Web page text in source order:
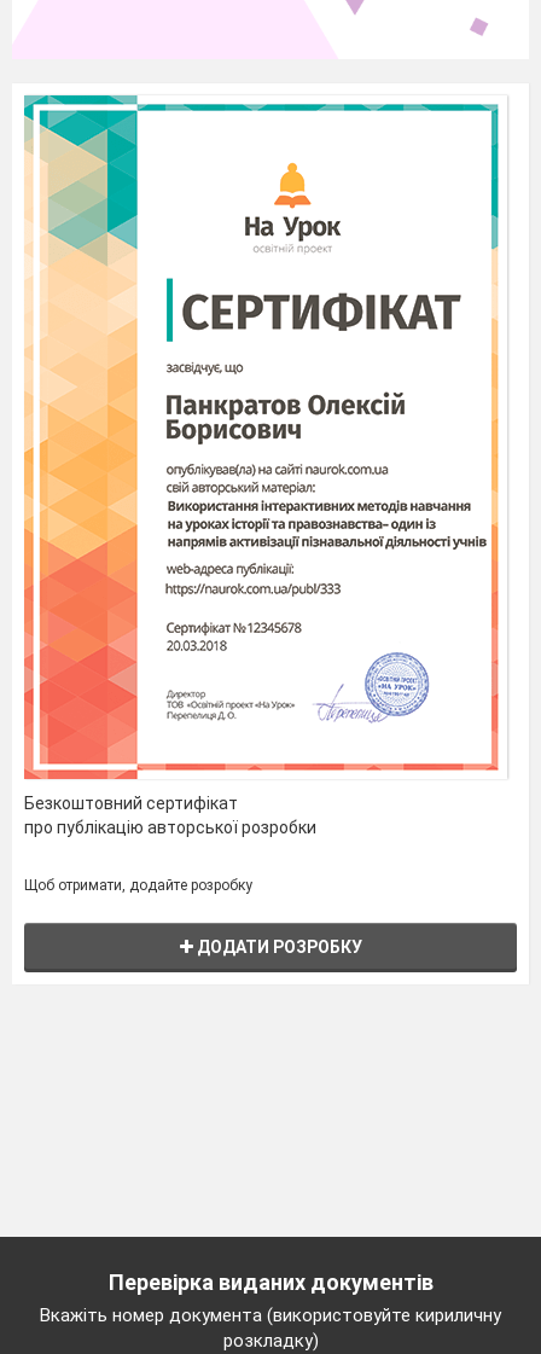
Безкоштовний сертифікат
про публікацію авторської розробки
Щоб отримати, додайте розробку
ДОДАТИ РОЗРОБКУ
Перевірка виданих документів
Вкажіть номер документа (використовуйте кириличну
розкладку)